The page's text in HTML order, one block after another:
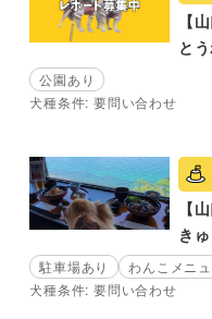
【
とう
公園あり
犬種条件: 要問い合わせ
【
きゅ
駐車場あり わんこメニ
犬種条件: 要問い合わせ